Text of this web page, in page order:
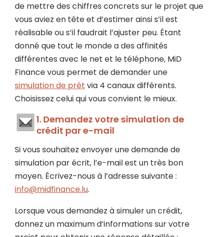
de mettre des chiffres concrets sur le projet que
vous aviez en tête et d’estimer ainsi s’il est
réalisable ou s’il faudrait l’ajuster peu. Étant
donné que tout le monde a des affinités
différentes avec le net et le téléphone, MiD
Finance vous permet de demander une
simulation de prêt via 4 canaux différents.
Choisissez celui qui vous convient le mieux.
1. Demandez votre simulation de
crédit par e-mail
Si vous souhaitez envoyer une demande de
simulation par écrit, l’e-mail est un très bon
moyen. Écrivez-nous à l’adresse suivante :
info@midfinance.lu.
Lorsque vous demandez à simuler un crédit,
donnez un maximum d’informations sur votre